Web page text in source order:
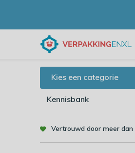
Kies een categorie
Kennisbank
Vertrouwd door meer dan